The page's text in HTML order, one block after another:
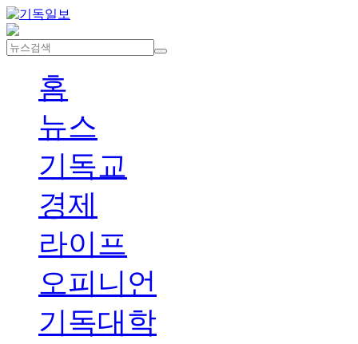
홈
뉴스
기독교
경제
라이프
오피니언
기독대학